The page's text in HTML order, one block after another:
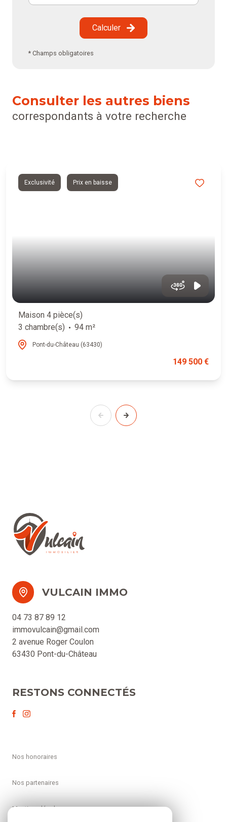
Calculer
* Champs obligatoires
Consulter les autres biens
correspondants à votre recherche
Exclusivité Prix en baisse
Maison 4 pièce(s)
3 chambre(s)
94 m²
Pont-du-Château (63430)
149 500 €
VULCAIN IMMO
04 73 87 89 12
immovulcain@gmail.com
2 avenue Roger Coulon
63430 Pont-du-Château
RESTONS CONNECTÉS
nos honoraires
nos partenaires
mentions légales